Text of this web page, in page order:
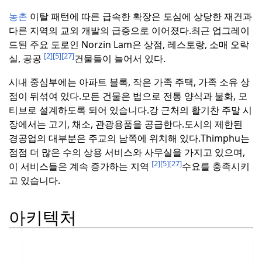
농촌 이탈 패턴에 따른 급속한 확장은 도심에 상당한 재건과
다른 지역의 교외 개발의 급증으로 이어졌다.최근 업그레이
드된 주요 도로인 Norzin Lam은 상점, 레스토랑, 소매 오락
실, 공공 [2][5][27]건물들이 늘어서 있다.
시내 중심부에는 아파트 블록, 작은 가족 주택, 가족 소유 상
점이 뒤섞여 있다.모든 건물은 법으로 전통 양식과 불화, 모
티브로 설계하도록 되어 있습니다.강 근처의 활기찬 주말 시
장에서는 고기, 채소, 관광용품을 공급한다.도시의 제한된
경공업의 대부분은 주교의 남쪽에 위치해 있다.Thimphu는
점점 더 많은 수의 상용 서비스와 사무실을 가지고 있으며,
이 서비스들은 계속 증가하는 지역 [2][5][27]수요를 충족시키
고 있습니다.
아키텍처